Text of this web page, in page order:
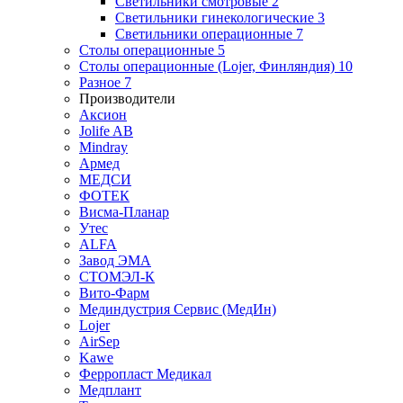
Светильники гинекологические 3
Светильники операционные 7
Столы операционные 5
Столы операционные (Lojer, Финляндия) 10
Разное 7
Производители
Аксион
Jolife AB
Mindray
Армед
МЕДСИ
ФОТЕК
Висма-Планар
Утес
ALFA
Завод ЭМА
СТОМЭЛ-К
Вито-Фарм
Мединдустрия Сервис (МедИн)
Lojer
AirSep
Kawe
Ферропласт Медикал
Медплант